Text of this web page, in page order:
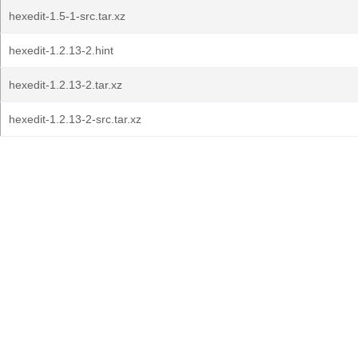
hexedit-1.5-1-src.tar.xz
hexedit-1.2.13-2.hint
hexedit-1.2.13-2.tar.xz
hexedit-1.2.13-2-src.tar.xz